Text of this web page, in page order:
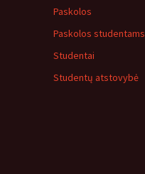
Paskolos
Paskolos studentams
Studentai
Studentų atstovybė